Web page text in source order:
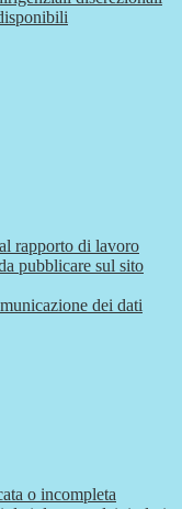
rapporto di lavoro
pubblicare sul sito
dei dati
o incompleta